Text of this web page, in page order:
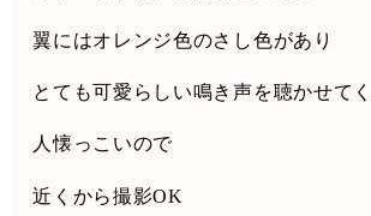
翼にはオレンジ色のさし色があり
とても可愛らしい鳴き声を聴かせて
人懐っこいので
近くから撮影OK